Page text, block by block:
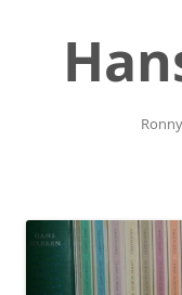
inhoud